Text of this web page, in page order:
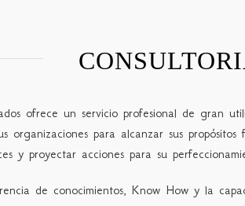
ofrece un servicio profesional de gran
organizaciones para alcanzar sus
y proyectar acciones para su
de conocimientos, Know How y la